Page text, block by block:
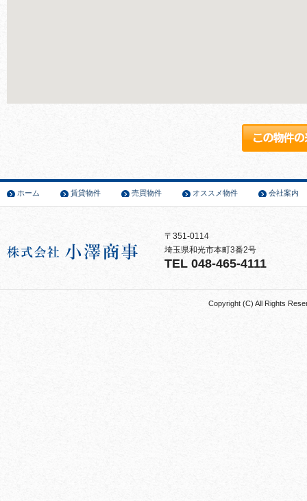
ホーム 賃貸物件 売買物件 オススメ物件 会社案内
〒351-0114
埼玉県和光市本町3番2号
TEL 048-465-4111
Copyright (C) All Rights